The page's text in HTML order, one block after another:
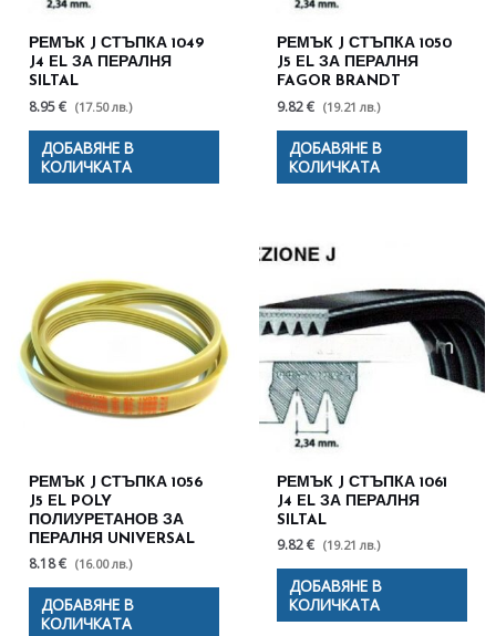
РЕМЪК J СТЪПКА 1049
J4 EL ЗА ПЕРАЛНЯ
SILTAL
8.95 € (17.50 лв.)
ДОБАВЯНЕ В
КОЛИЧКАТА
РЕМЪК J СТЪПКА 1050
J5 EL ЗА ПЕРАЛНЯ
FAGOR BRANDT
9.82 € (19.21 лв.)
ДОБАВЯНЕ В
КОЛИЧКАТА
РЕМЪК J СТЪПКА 1056
J5 EL POLY
ПОЛИУРЕТАНОВ ЗА
ПЕРАЛНЯ UNIVERSAL
8.18 € (16.00 лв.)
ДОБАВЯНЕ В
КОЛИЧКАТА
РЕМЪК J СТЪПКА 1061
J4 EL ЗА ПЕРАЛНЯ
SILTAL
9.82 € (19.21 лв.)
ДОБАВЯНЕ В
КОЛИЧКАТА